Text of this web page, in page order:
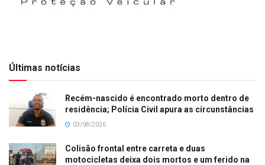
Últimas notícias
Recém-nascido é encontrado morto dentro de
residência; Polícia Civil apura as circunstâncias
03/08/2026
Colisão frontal entre carreta e duas
motocicletas deixa dois mortos e um ferido na